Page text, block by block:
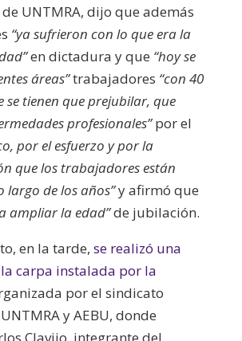
UNTMRA, dijo que además
“ya sufrieron con lo que era la
en dictadura y que “hoy se
áreas”trabajadores “con 40
se tienen que prejubilar, que
profesionales”por el
por el esfuerzo y por la
que los trabajadores están
largo de los años”y afirmó que
ampliar la edad”de jubilación.
en la tarde, se realizó una
carpa instalada por la
por el sindicato
y AEBU, donde
Clavijo, integrante del